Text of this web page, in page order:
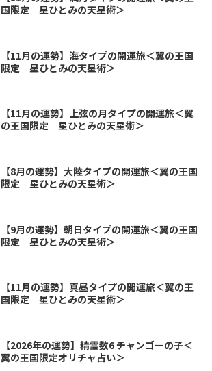
国限定 星ひとみの天星術＞
【11月の運勢】海タイプの開運旅＜翼の王国
限定 星ひとみの天星術＞
【11月の運勢】上弦の月タイプの開運旅＜翼
の王国限定 星ひとみの天星術＞
【8月の運勢】大陸タイプの開運旅＜翼の王国
限定 星ひとみの天星術＞
【9月の運勢】朝日タイプの開運旅＜翼の王国
限定 星ひとみの天星術＞
【11月の運勢】真昼タイプの開運旅＜翼の王
国限定 星ひとみの天星術＞
【2026年の運勢】精霊数6 チャンゴーの子＜
翼の王国限定オリチャ占い＞